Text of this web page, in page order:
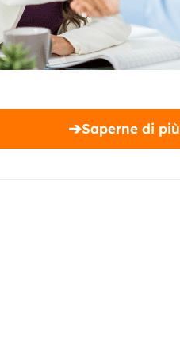
➔Saperne di più